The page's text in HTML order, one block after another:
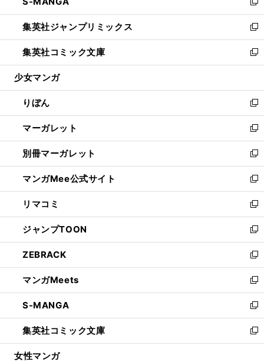
開
く
ド
ウ
で
開
く
ィ
ン
ド
ウ
で
開
い
ウ
ィ
ン
ド
ウ
開
く
新
し
い
ウ
ィ
ン
ウ
で
開
く
集英社ジャンプリミックス
新
し
い
ウ
ン
ド
ウ
で
開
く
集英社コミック文庫
新
し
ウ
ィ
ン
ド
ウ
で
開
く
少女マンガ
りぼん
新
し
い
ウ
ィ
ン
ド
ウ
で
開
く
マーガレット
新
し
い
ウ
ィ
ン
ド
ウ
で
開
く
別冊マーガレット
新
し
い
ウ
ィ
ン
ド
ウ
で
開
く
マンガMee公式サイト
新
し
い
ウ
ィ
ン
ド
ウ
で
開
く
リマコミ
新
し
い
ウ
ィ
ン
ド
ウ
で
開
く
ジャンプTOON
新
し
い
ウ
ィ
ン
ド
ウ
で
開
ZEBRACK
新
し
い
ウ
ィ
ン
ド
ウ
マンガMeets
新
し
い
ウ
ィ
ン
S-MANGA
新
し
い
ウ
集英社コミック文庫
新
し
女性マンガ